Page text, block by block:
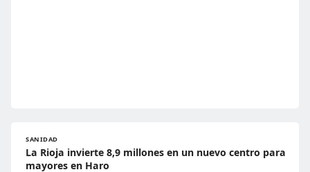
SANIDAD
La Rioja invierte 8,9 millones en un nuevo centro para
mayores en Haro